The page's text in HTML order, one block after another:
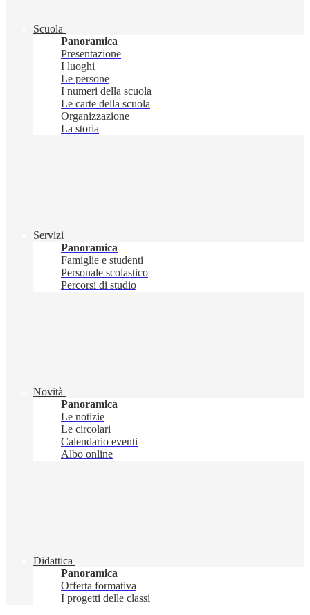
Scuola
Panoramica
Presentazione
I luoghi
Le persone
I numeri della scuola
Le carte della scuola
Organizzazione
La storia
Servizi
Panoramica
Famiglie e studenti
Personale scolastico
Percorsi di studio
Novità
Panoramica
Le notizie
Le circolari
Calendario eventi
Albo online
Didattica
Panoramica
Offerta formativa
I progetti delle classi